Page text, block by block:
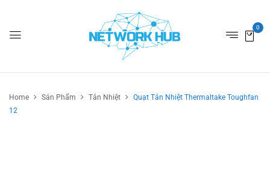
0
Home Sản Phẩm Tản Nhiệt
Quạt Tản Nhiệt Thermaltake Toughfan
12